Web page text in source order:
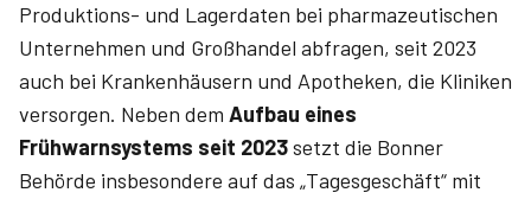
Produktions- und Lagerdaten bei pharmazeutischen
Unternehmen und Großhandel abfragen, seit 2023
auch bei Krankenhäusern und Apotheken, die Kliniken
versorgen. Neben dem Aufbau eines
Frühwarnsystems seit 2023setzt die Bonner
Behörde insbesondere auf das „Tagesgeschäft“ mit